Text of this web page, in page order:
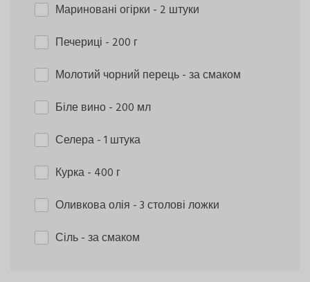
Мариновані огірки - 2 штуки
Печериці - 200 г
Молотий чорний перець- за смаком
Біле вино- 200 мл
Селера- 1 штука
Курка- 400 г
Оливкова олія - 3 столові ложки
Сіль- за смаком